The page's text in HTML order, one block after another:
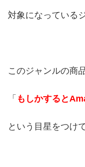
対象になっている
このジャンルの商
「 もしかすると
という目星をつけ